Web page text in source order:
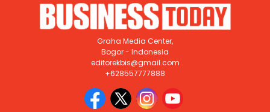
Graha Media Center,
Bogor - Indonesia
editorekbis@gmail.com
+628557777888